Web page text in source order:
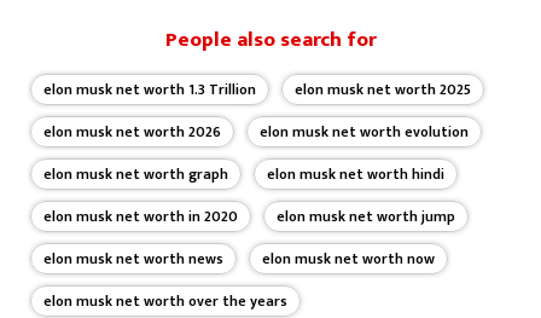
People also search for
elon musk net worth 1.3 Trillion
elon musk net worth 2025
elon musk net worth 2026
elon musk net worth evolution
elon musk net worth graph
elon musk net worth hindi
elon musk net worth in 2020
elon musk net worth jump
elon musk net worth news
elon musk net worth now
elon musk net worth over the years